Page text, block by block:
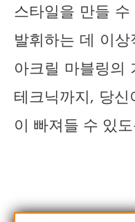
스타일을 만들
발휘하는 데 이
아크릴 마블링의
테크닉까지, 당
이 빠져들 수 있